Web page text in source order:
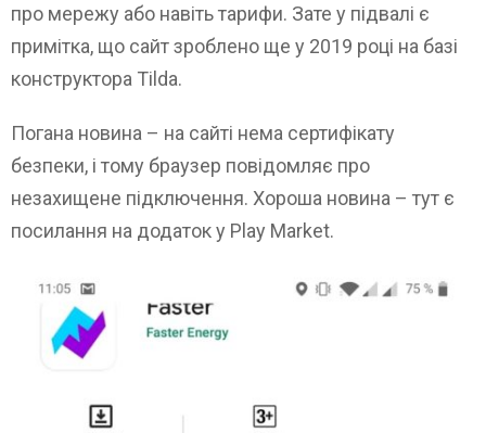
про мережу або навіть тарифи. Зате у підвалі є
примітка, що сайт зроблено ще у 2019 році на базі
конструктора Tilda.
Погана новина – на сайті нема сертифікату
безпеки, і тому браузер повідомляє про
незахищене підключення. Хороша новина – тут є
посилання на додаток у Play Market.